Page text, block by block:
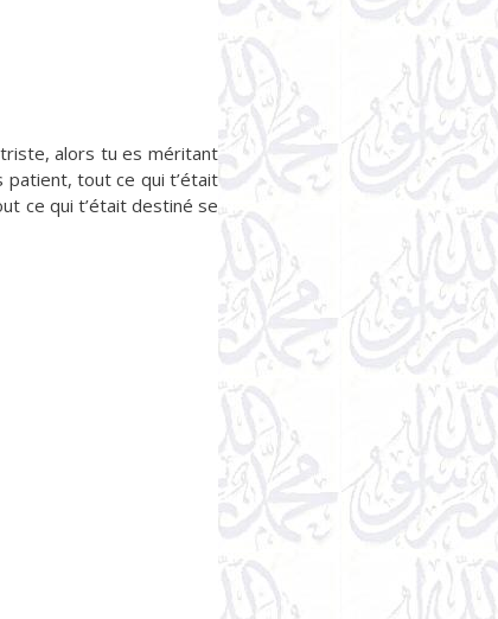
triste, alors tu es méritant
patient, tout ce qui t’était
ce qui t’était destiné se